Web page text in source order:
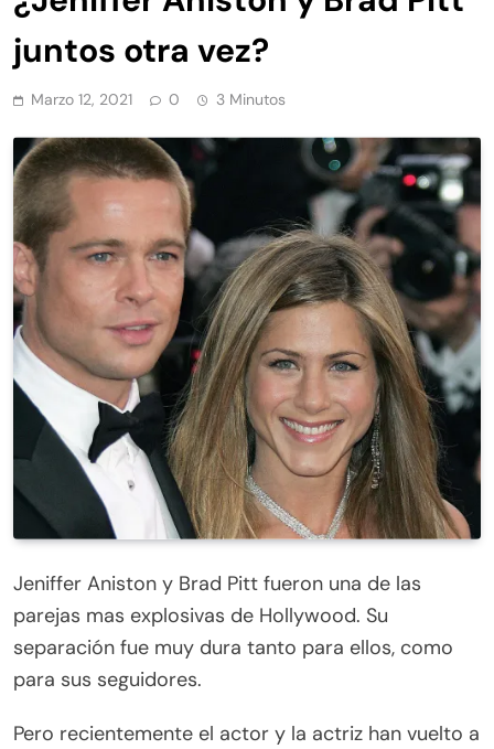
juntos otra vez?
Marzo 12, 2021 0 3 Minutos
Jeniffer Aniston y Brad Pitt fueron una de las
parejas mas explosivas de Hollywood. Su
separación fue muy dura tanto para ellos, como
para sus seguidores.
Pero recientemente el actor y la actriz han vuelto a